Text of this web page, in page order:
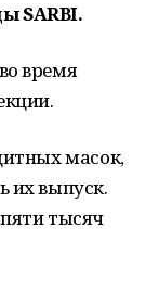
SARBI.
время
масок,
их выпуск.
тысяч